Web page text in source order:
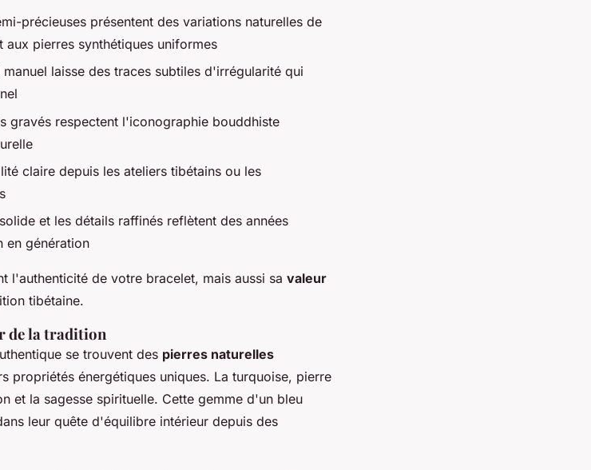
précieuses présentent des variations naturelles de
pierres synthétiques uniformes
laisse des traces subtiles d'irrégularité qui
gravés respectent l'iconographie bouddhiste
claire depuis les ateliers tibétains ou les
et les détails raffinés reflètent des années
en génération
l'authenticité de votre bracelet, mais aussi sa valeur
tibétaine.
de la tradition
se trouvent des pierres naturelles
propriétés énergétiques uniques. La turquoise, pierre
et la sagesse spirituelle. Cette gemme d'un bleu
leur quête d'équilibre intérieur depuis des